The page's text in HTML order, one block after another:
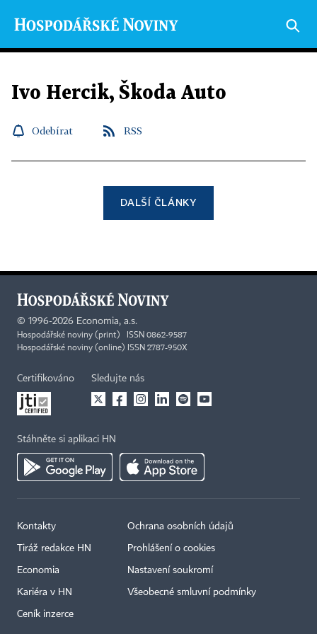
Ivo Hercik, Škoda Auto
Odebírat RSS
DALŠÍ ČLÁNKY
© 1996-2026 Economia, a.s.
Hospodářské noviny (print) ISSN 0862-9587
Hospodářské noviny (online) ISSN 2787-950X
Certifikováno Sledujte nás
Stáhněte si aplikaci HN
Kontakty
Tiráž redakce HN
Economia
Kariéra v HN
Ceník inzerce
Ochrana osobních údajů
Prohlášení o cookies
Nastavení soukromí
Všeobecné smluvní podmínky